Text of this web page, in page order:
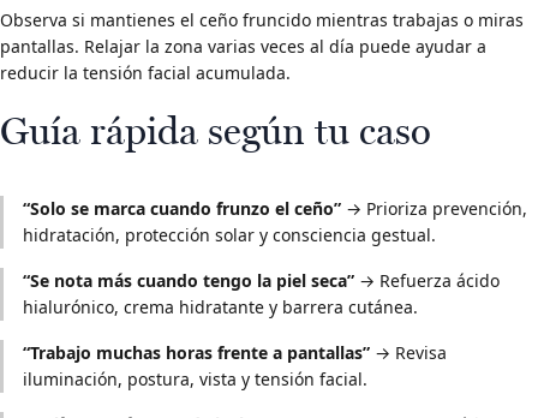
Observa si mantienes el ceño fruncido mientras trabajas o miras
pantallas. Relajar la zona varias veces al día puede ayudar a
reducir la tensión facial acumulada.
Guía rápida según tu caso
“Solo se marca cuando frunzo el ceño”→ Prioriza prevención,
hidratación, protección solar y consciencia gestual.
“Se nota más cuando tengo la piel seca”→ Refuerza ácido
hialurónico, crema hidratante y barrera cutánea.
“Trabajo muchas horas frente a pantallas”→ Revisa
iluminación, postura, vista y tensión facial.